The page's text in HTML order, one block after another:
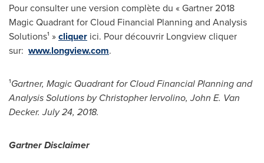
Pour consulter une version complète du « Gartner 2018
Magic Quadrant for Cloud Financial Planning and Analysis
Solutions¹ »cliquer ici. Pour découvrir Longviewcliquer
sur: www.longview.com.
¹Gartner, Magic Quadrant for Cloud Financial Planning and
Analysis Solutions byChristopher Iervolino,John E. Van
Decker.July 24, 2018.
Gartner Disclaimer